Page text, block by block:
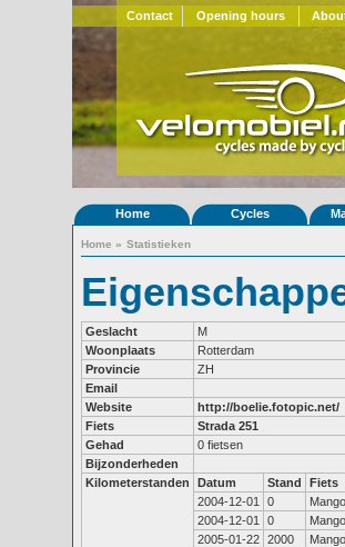
Contact Opening hours
Home Cycles
Home » Statistieken
Geslacht
M
Woonplaats
Rotterdam
Provincie
ZH
Email
Website
http://boelie.fotopic.net/
Fiets
Strada 251
Gehad
0 fietsen
Bijzonderheden
Kilometerstanden
Datum Stand Fiets
2004-12-01
0
2004-12-01
0
2005-01-22 2000